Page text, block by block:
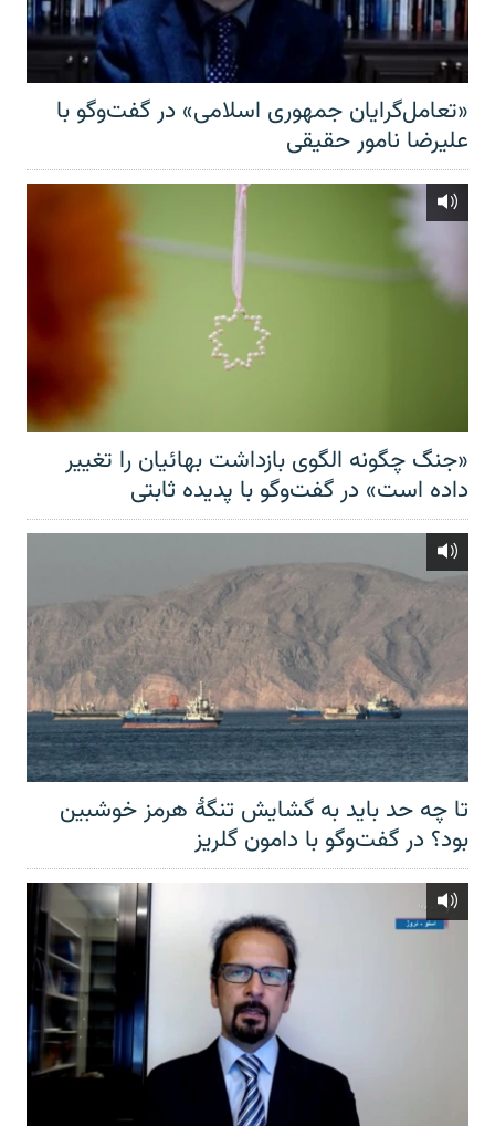
«تعامل‌گرایان جمهوری اسلامی» در گفت‌وگو با
علیرضا نامور حقیقی
«جنگ چگونه الگوی بازداشت بهائیان را تغییر
داده است» در گفت‌وگو با پدیده ثابتی
تا چه حد باید به گشایش تنگهٔ هرمز خوشبین
بود؟ در گفت‌وگو با دامون گلریز